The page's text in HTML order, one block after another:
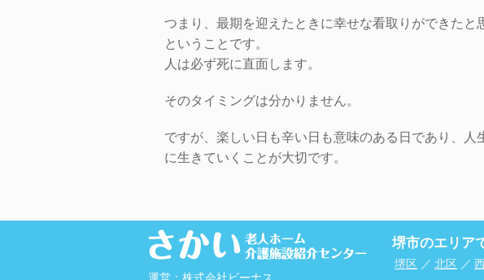
つまり、最期を迎えたときに幸せな看取りができた
ということです。
人は必ず死に直面します。
そのタイミングは分かりません。
ですが、楽しい日も辛い日も意味のある日であり、
に生きていくことが大切です。
運営：株式会社ビーナス
堺市のエリア
堺区 ／ 北区 ／